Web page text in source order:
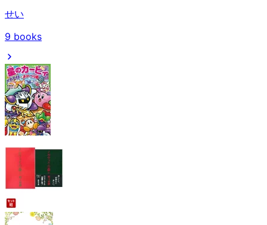
せい
9 books